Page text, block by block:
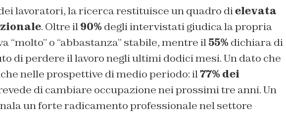
lavoratori, la ricerca restituisce un quadro dielevata
. Oltre il90% degli intervistati giudica la propria
“molto” o “abbastanza” stabile, mentre il55% dichiara di
di perdere il lavoro negli ultimi dodici mesi. Un dato che
nelle prospettive di medio periodo: il77% dei
di cambiare occupazione nei prossimi tre anni. Un
un forte radicamento professionale nel settore